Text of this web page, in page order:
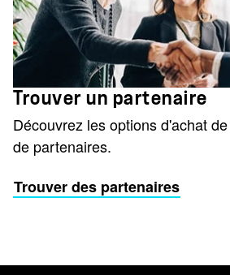
Trouver un partenaire
Découvrez les options d'achat
de partenaires.
Trouver des partenaires